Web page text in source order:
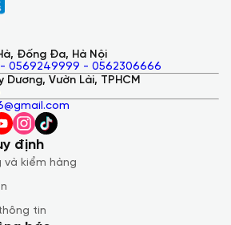
Đống Đa, Hà Nội
0569249999 - 0562306666
Dương, Vườn Lài, TPHCM
định
và kiểm hàng
tin